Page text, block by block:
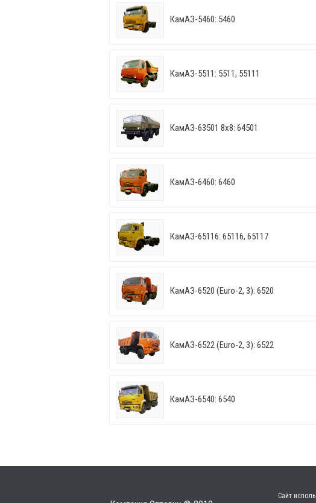
КамАЗ-5460: 5460
КамАЗ-5511: 5511, 55111
КамАЗ-63501 8х8: 64501
КамАЗ-6460: 6460
КамАЗ-65116: 65116, 65117
КамАЗ-6520 (Euro-2, 3): 6520
КамАЗ-6522 (Euro-2, 3): 6522
КамАЗ-6540: 6540
Сайт